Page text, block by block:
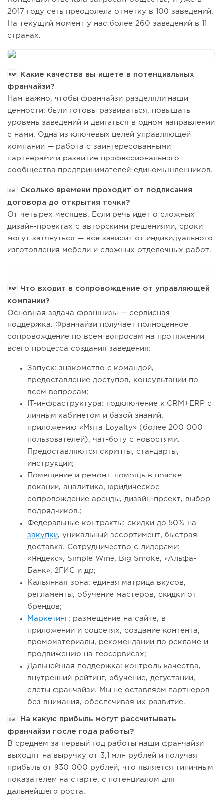
2017 году сеть преодолела отметку в 100 заведений.
На текущий момент у нас более 260 заведений в 11
странах.
Какие качества вы ищете в потенциальных
франчайзи?
Нам важно, чтобы франчайзи разделяли наши
ценности: были готовы развиваться, повышать
уровень заведений и двигаться в одном направлении
с нами. Одна из ключевых целей управляющей
компании — работа с заинтересованными
партнерами и развитие профессионального
сообщества предпринимателей-единомышленников.
Сколько времени проходит от подписания
договора до открытия точки?
От четырех месяцев. Если речь идет о сложных
дизайн-проектах с авторскими решениями, сроки
могут затянуться — все зависит от индивидуального
изготовления мебели и сложных отделочных работ.
Что входит в сопровождение от управляющей
компании?
Основная задача франшизы — сервисная
поддержка. Франчайзи получает полноценное
сопровождение по всем вопросам на протяжении
всего процесса создания заведения:
Запуск: знакомство с командой,
предоставление доступов, консультации по
всем вопросам;
IT-инфраструктура: подключение к CRM+ERP с
личным кабинетом и базой знаний,
приложению «Мята Loyalty» (более 200 000
пользователей), чат-боту с новостями.
Предоставляются скрипты, стандарты,
инструкции;
Помещение и ремонт: помощь в поиске
локации, аналитика, юридическое
сопровождение аренды, дизайн-проект, выбор
подрядчиков.;
Федеральные контракты: скидки до 50% на
закупки, уникальный ассортимент, быстрая
доставка. Сотрудничество с лидерами:
«Яндекс», Simple Wine, Big Smoke, «Альфа-
Банк», 2ГИС и др;
Кальянная зона: единая матрица вкусов,
регламенты, обучение мастеров, скидки от
брендов;
Маркетинг: размещение на сайте, в
приложении и соцсетях, создание контента,
промоматериалы, рекомендации по рекламе и
продвижению на геосервисах;
Дальнейшая поддержка: контроль качества,
внутренний рейтинг, обучение, дегустации,
слеты франчайзи. Мы не оставляем партнеров
без внимания, обеспечивая их развитие.
На какую прибыль могут рассчитывать
франчайзи после года работы?
В среднем за первый год работы наши франчайзи
выходят на выручку от 3,1 млн рублей и получая
прибыль от 930 000 рублей, что является типичным
показателем на старте, с потенциалом для
дальнейшего роста.